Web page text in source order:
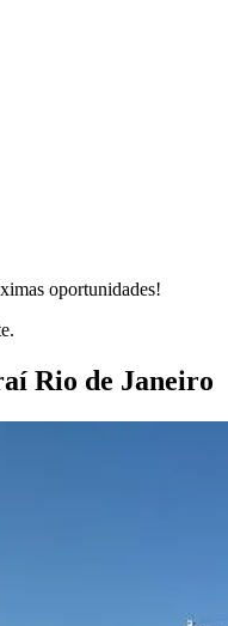
oportunidades!
Rio de Janeiro